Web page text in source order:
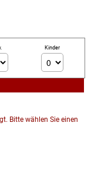
Kinder
Bitte wählen Sie einen